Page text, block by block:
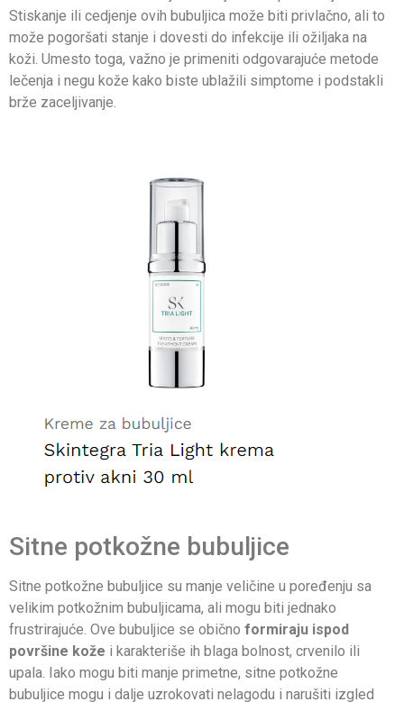
Stiskanje ili cedjenje ovih bubuljica može biti privlačno, ali to
može pogoršati stanje i dovesti do infekcije ili ožiljaka na
koži. Umesto toga, važno je primeniti odgovarajuće metode
lečenja i negu kože kako biste ublažili simptome i podstakli
brže zaceljivanje.
Sitne potkožne bubuljice
Sitne potkožne bubuljice su manje veličine u poređenju sa
velikim potkožnim bubuljicama, ali mogu biti jednako
frustrirajuće. Ove bubuljice se obično formiraju ispod
površine kože i karakteriše ih blaga bolnost, crvenilo ili
upala. Iako mogu biti manje primetne, sitne potkožne
bubuljice mogu i dalje uzrokovati nelagodu i narušiti izgled